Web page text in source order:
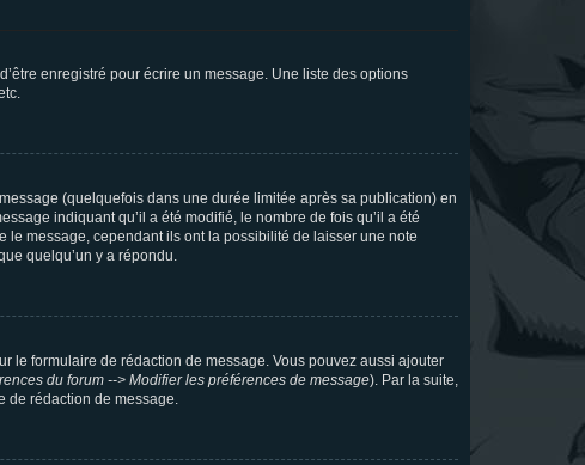
enregistré pour écrire un message. Une liste des options
(quelquefois dans une durée limitée après sa publication) en
indiquant qu’il a été modifié, le nombre de fois qu’il a été
le message, cependant ils ont la possibilité de laisser une note
quelqu’un y a répondu.
le formulaire de rédaction de message. Vous pouvez aussi ajouter
du forum --> Modifier les préférences de message). Par la suite,
de rédaction de message.